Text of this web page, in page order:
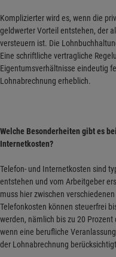
Komplizierter wird es, wenn die
geldwerter Vorteil entstehen, der
versteuern ist. Die
Eine schriftliche vertragliche
Eigentumsverhältnisse eindeutig
Lohnabrechnung erheblich.
Welche Besonderheiten gibt es
Internetkosten?
Telefon- und Internetkosten sind
entstehen und vom Arbeitgeber
muss hier zwischen
Telefonkosten können steuerfrei
werden, nämlich bis zu 20
wenn eine berufliche
der Lohnabrechnung